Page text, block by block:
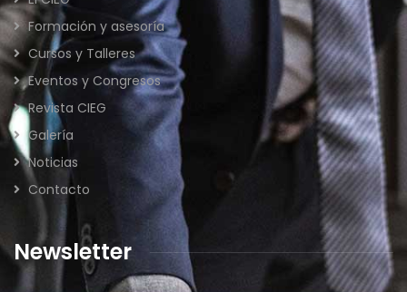
Formación y asesoría
Cursos y Talleres
Eventos y Congresos
Revista CIEG
Galería
Noticias
Contacto
Newsletter